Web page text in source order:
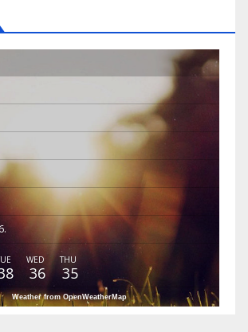
WED
36
THU
35
Weather from OpenWeatherMap